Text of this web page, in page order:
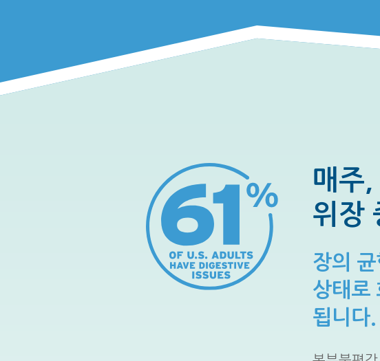
매주
위장
장의
상태로
됩니다.